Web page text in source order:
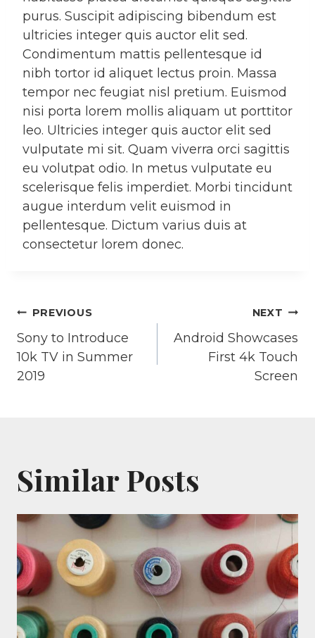
purus. Suscipit adipiscing bibendum est
ultricies integer quis auctor elit sed.
Condimentum mattis pellentesque id
nibh tortor id aliquet lectus proin. Massa
tempor nec feugiat nisl pretium. Euismod
nisi porta lorem mollis aliquam ut porttitor
leo. Ultricies integer quis auctor elit sed
vulputate mi sit. Quam viverra orci sagittis
eu volutpat odio. In metus vulputate eu
scelerisque felis imperdiet. Morbi tincidunt
augue interdum velit euismod in
pellentesque. Dictum varius duis at
consectetur lorem donec.
Post
navigation
PREVIOUS
Sony to Introduce
10k TV in Summer
2019
NEXT
Android Showcases
First 4k Touch
Screen
Similar Posts